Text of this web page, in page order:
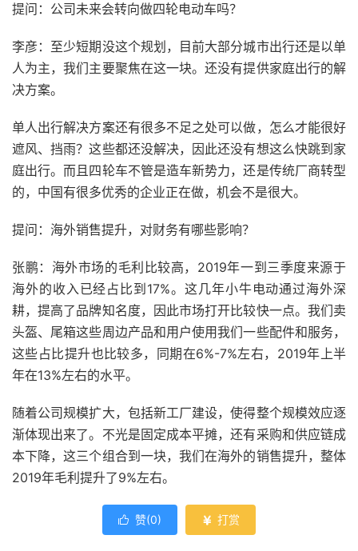
提问：公司未来会转向做四轮电动车吗？
李彦：至少短期没这个规划，目前大部分城市出行还是以单
人为主，我们主要聚焦在这一块。还没有提供家庭出行的解
决方案。
单人出行解决方案还有很多不足之处可以做，怎么才能很好
遮风、挡雨？这些都还没解决，因此还没有想这么快跳到家
庭出行。而且四轮车不管是造车新势力，还是传统厂商转型
的，中国有很多优秀的企业正在做，机会不是很大。
提问：海外销售提升，对财务有哪些影响？
张鹏：海外市场的毛利比较高，2019年一到三季度来源于
海外的收入已经占比到17%。这几年小牛电动通过海外深
耕，提高了品牌知名度，因此市场打开比较快一点。我们卖
头盔、尾箱这些周边产品和用户使用我们一些配件和服务，
这些占比提升也比较多，同期在6%-7%左右，2019年上半
年在13%左右的水平。
随着公司规模扩大，包括新工厂建设，使得整个规模效应逐
渐体现出来了。不光是固定成本平摊，还有采购和供应链成
本下降，这三个组合到一块，我们在海外的销售提升，整体
2019年毛利提升了9%左右。
 赞(0)  打赏